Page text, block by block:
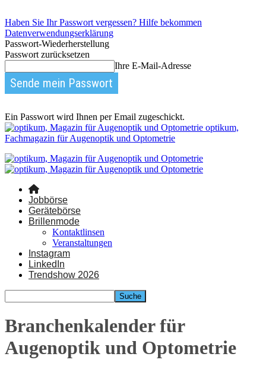
Haben Sie Ihr Passwort vergessen? Hilfe bekommen
Datenverwendungserklärung
Passwort-Wiederherstellung
Passwort zurücksetzen
Ihre E-Mail-Adresse
Ein Passwort wird Ihnen per Email zugeschickt.
optikum,
Fachmagazin für Augenoptik und Optometrie
Jobbörse
Gerätebörse
Brillenmode
Kontaktlinsen
Veranstaltungen
Instagram
LinkedIn
Trendshow 2026
Branchenkalender für
Augenoptik und Optometrie